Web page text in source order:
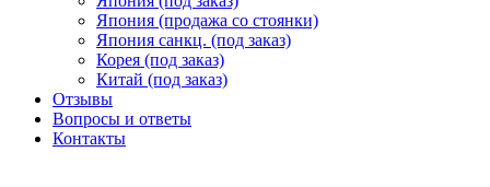
Япония (продажа со стоянки)
Япония санкц. (под заказ)
Корея (под заказ)
Китай (под заказ)
Отзывы
Вопросы и ответы
Контакты